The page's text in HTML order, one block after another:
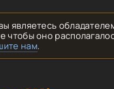
являетесь
чтобы оно
нам.